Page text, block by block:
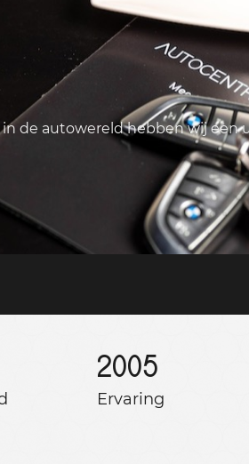
in de autowereld hebben wij
2005
Ervaring